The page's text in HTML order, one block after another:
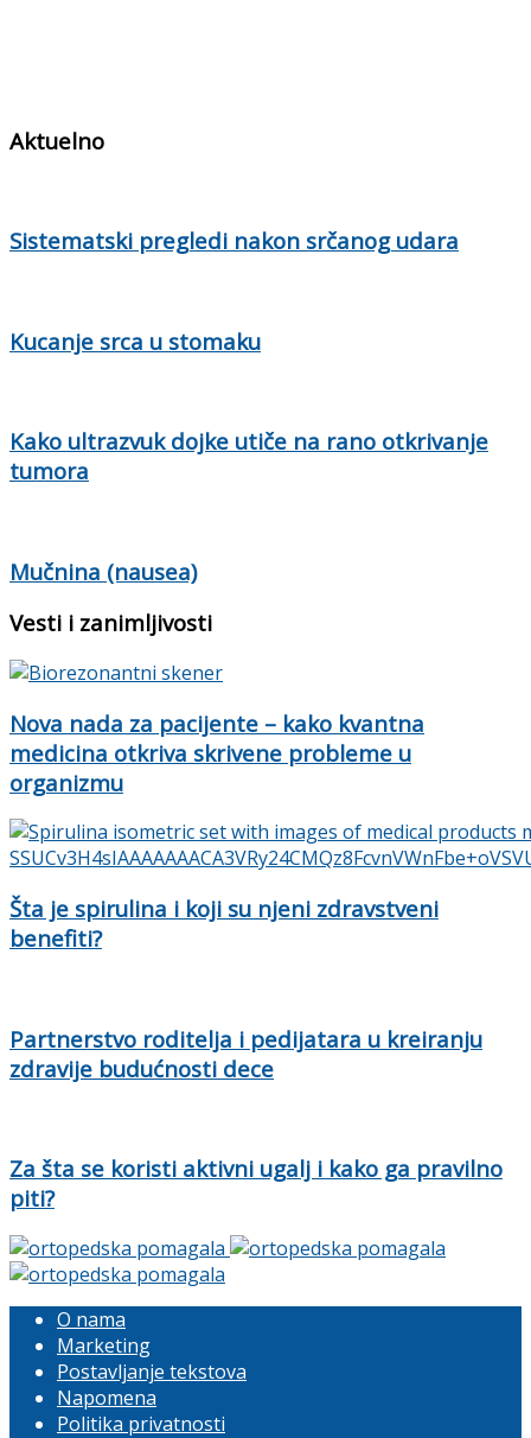
Aktuelno
Sistematski pregledi nakon srčanog udara
Kucanje srca u stomaku
Kako ultrazvuk dojke utiče na rano otkrivanje
tumora
Mučnina (nausea)
Vesti i zanimljivosti
Nova nada za pacijente – kako kvantna
medicina otkriva skrivene probleme u
organizmu
Šta je spirulina i koji su njeni zdravstveni
benefiti?
Partnerstvo roditelja i pedijatara u kreiranju
zdravije budućnosti dece
Za šta se koristi aktivni ugalj i kako ga pravilno
piti?
O nama
Marketing
Postavljanje tekstova
Napomena
Politika privatnosti